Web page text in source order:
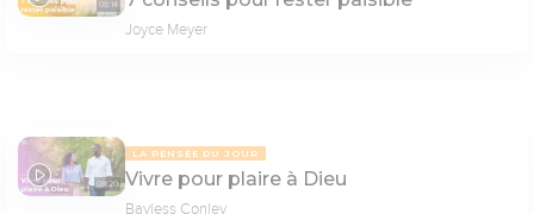
08:14
Joyce Meyer
08:20
LA PENSÉE DU JOUR
Vivre pour plaire à Dieu
Bayless Conley